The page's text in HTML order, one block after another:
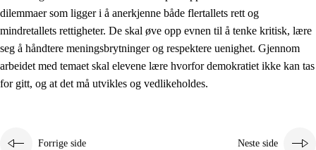
2.5 Tverrfaglige temaer
2.5.1 Folkehelse og livsmestring
2.5.2 Demokrati og medborgerskap
dilemmaer som ligger i å anerkjenne både flertallets rett og
mindretallets rettigheter. De skal øve opp evnen til å tenke kritisk, lære
seg å håndtere meningsbrytninger og respektere uenighet. Gjennom
arbeidet med temaet skal elevene lære hvorfor demokratiet ikke kan tas
for gitt, og at det må utvikles og vedlikeholdes.
Forrige side Neste side